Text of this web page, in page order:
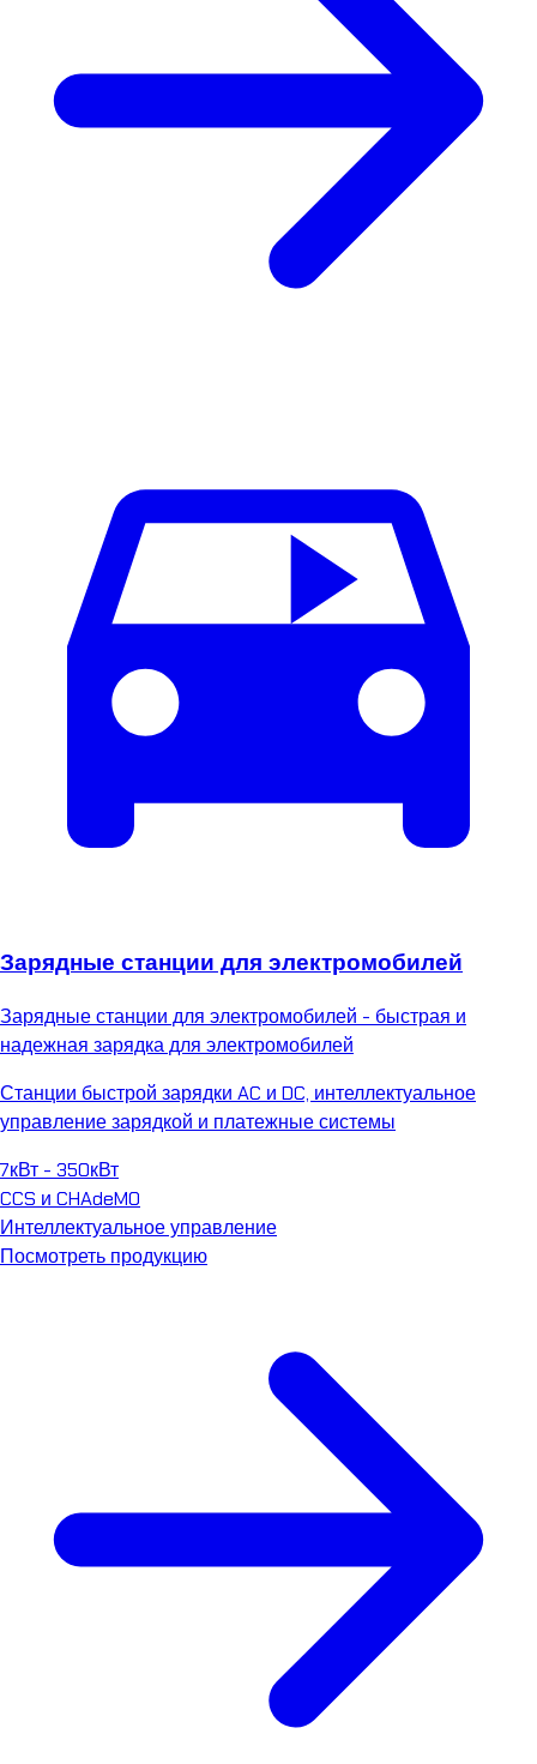
Зарядные станции для электромобилей
Зарядные станции для электромобилей - быстрая и
надежная зарядка для электромобилей
Станции быстрой зарядки AC и DC, интеллектуальное
управление зарядкой и платежные системы
7кВт - 350кВт
CCS и CHAdeMO
Интеллектуальное управление
Посмотреть продукцию